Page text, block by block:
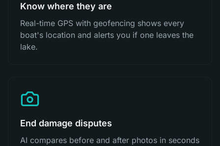
Know where they are
Real-time GPS with geofencing shows every
boat's location and alerts you if one leaves the
lake.
End damage disputes
AI compares before and after photos in seconds